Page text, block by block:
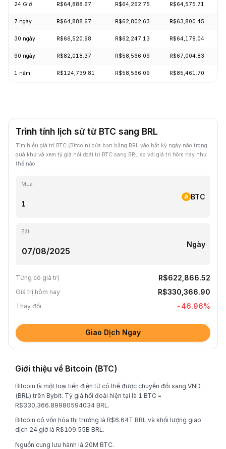
24 Giờ R$64,888.67 R$64,262.75 R$64,575.71
7 ngày R$64,888.67 R$62,802.63 R$63,800.45
30 ngày R$66,520.98 R$62,247.13 R$64,178.04
90 ngày R$82,018.37 R$58,566.09 R$67,004.83
1 năm R$124,739.81 R$58,566.09 R$85,461.70
Trình tính lịch sử từ BTC sang BRL
Tìm hiểu giá trị BTC (Bitcoin) của bạn bằng BRL vào bất kỳ ngày nào trong
quá khứ và xem tỷ giá hối đoái từ BTC sang BRL so với giá trị hôm nay như
thế nào.
Mua
BTC
Bật
Ngày
Từng có giá trị R$622,866.52
Giá trị hôm nay R$330,366.90
Thay đổi -46.96%
Giao Dịch Ngay
Giới thiệu về Bitcoin (BTC)
Bitcoin là một loại tiền điện tử có thể được chuyển đổi sang VND
(BRL) trên Bybit. Tỷ giá hối đoái hiện tại là 1 BTC =
R$330,366.89980594034 BRL.
Bitcoin có vốn hóa thị trường là R$6.64T BRL và khối lượng giao
dịch 24 giờ là R$109.55B BRL.
Nguồn cung lưu hành là 20M BTC.